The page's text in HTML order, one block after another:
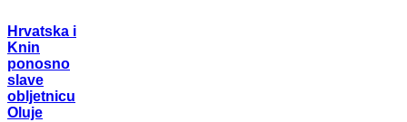
Hrvatska i
Knin
ponosno
slave
obljetnicu
Oluje